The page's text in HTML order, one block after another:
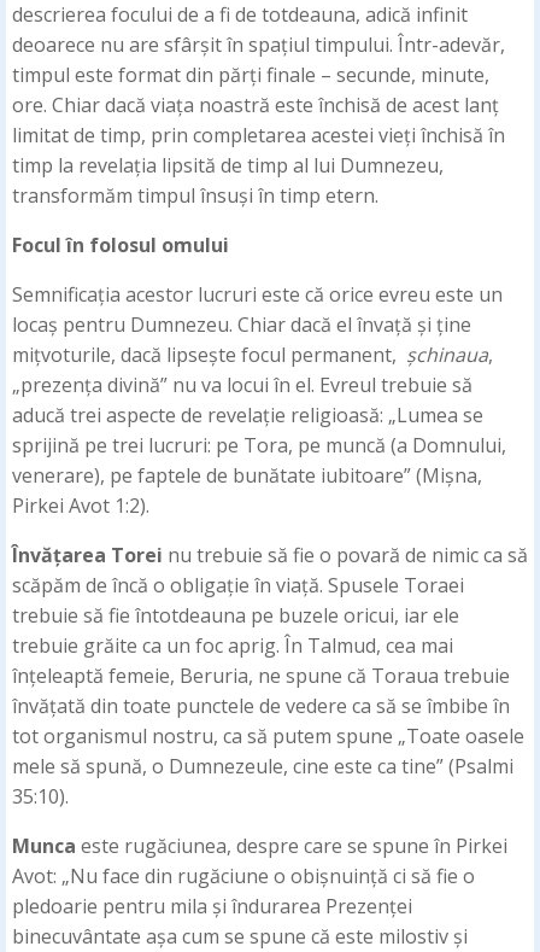
descrierea focului de a fi de totdeauna, adică infinit
deoarece nu are sfârșit în spațiul timpului. Într-adevăr,
timpul este format din părți finale – secunde, minute,
ore. Chiar dacă viața noastră este închisă de acest lanț
limitat de timp, prin completarea acestei vieți închisă în
timp la revelația lipsită de timp al lui Dumnezeu,
transformăm timpul însuși în timp etern.
Focul în folosul omului
Semnificația acestor lucruri este că orice evreu este un
locaș pentru Dumnezeu. Chiar dacă el învață și ține
mițvoturile, dacă lipsește focul permanent, șchinaua,
„prezența divină” nu va locui în el. Evreul trebuie să
aducă trei aspecte de revelație religioasă: „Lumea se
sprijină pe trei lucruri: pe Tora, pe muncă (a Domnului,
venerare), pe faptele de bunătate iubitoare” (Mișna,
Pirkei Avot 1:2).
Învățarea Torei nu trebuie să fie o povară de nimic ca să
scăpăm de încă o obligație în viață. Spusele Toraei
trebuie să fie întotdeauna pe buzele oricui, iar ele
trebuie grăite ca un foc aprig. În Talmud, cea mai
înțeleaptă femeie, Beruria, ne spune că Toraua trebuie
învățată din toate punctele de vedere ca să se îmbibe în
tot organismul nostru, ca să putem spune „Toate oasele
mele să spună, o Dumnezeule, cine este ca tine” (Psalmi
35:10).
Munca este rugăciunea, despre care se spune în Pirkei
Avot: „Nu face din rugăciune o obișnuință ci să fie o
pledoarie pentru mila și îndurarea Prezenței
binecuvântate așa cum se spune că este milostiv și